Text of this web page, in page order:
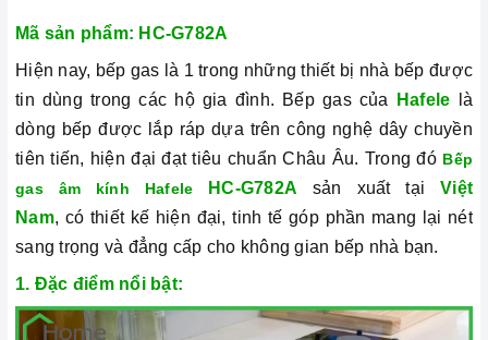
Mã sản phẩm: HC-G782A
Hiện nay, bếp gas là 1 trong những thiết bị nhà bếp được
tin dùng trong các hộ gia đình. Bếp gas của
Hafele là
dòng bếp được lắp ráp dựa trên công nghệ dây chuyền
tiên tiến, hiện đại đạt tiêu chuẩn Châu Âu. Trong đó Bếp
gas âm kính Hafele
HC-G782A sản xuất tại Việt
Nam, có thiết kế hiện đại, tinh tế góp phần mang lại nét
sang trọng và đẳng cấp cho không gian bếp nhà bạn.
1. Đặc điểm nổi bật: